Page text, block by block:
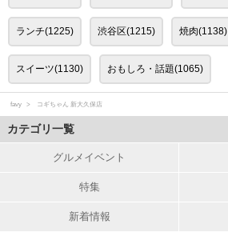
ランチ(1225) 渋谷区(1215) 焼肉(1138)
スイーツ(1130) おもしろ・話題(1065)
favy コギちゃん 新大久保店
カテゴリ一覧
グルメイベント
特集
新着情報